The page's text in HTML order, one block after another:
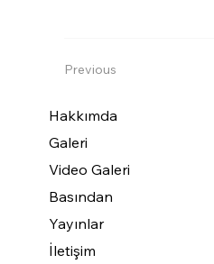
Previous
Hakkımda
Galeri
Video Galeri
Basından
Yayınlar
İletişim